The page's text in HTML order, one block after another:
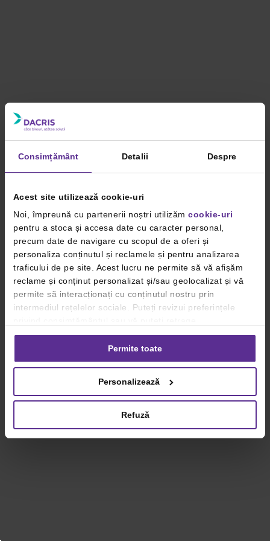
Consimțământ Detalii Despre
Acest site utilizează cookie-uri
Noi, împreună cu partenerii noștri utilizăm cookie-uri
pentru a stoca și accesa date cu caracter personal,
precum date de navigare cu scopul de a oferi și
personaliza conținutul și reclamele și pentru analizarea
traficului de pe site. Acest lucru ne permite să vă afișăm
reclame și conținut personalizat și/sau geolocalizat și vă
permite să interacționați cu conținutul nostru prin
intermediul rețelelor sociale. Puteți revizui preferințele
consimțământul oricând, făcând click pe linkul către
setările dvs. de cookie-uri.
privind utilizarea modulelor cookie.Detalii
Permite toate
Personalizează
Refuză